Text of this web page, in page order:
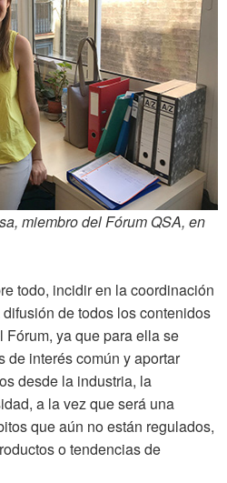
miembro del Fórum QSA, en
todo, incidir en la coordinación
de todos los contenidos
ya que para ella se
de interés común y aportar
desde la industria, la
a la vez que será una
que aún no están regulados,
o tendencias de